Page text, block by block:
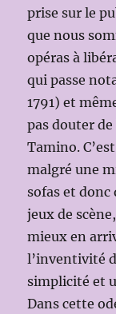
prise sur le
que nous
opéras à
qui passe
1791) et
pas douter
Tamino.
malgré une
sofas et
jeux de
mieux en
l’inventivité
simplicité et
Dans cette